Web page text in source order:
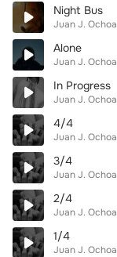
Night Bus
Juan J. Ochoa
Alone
Juan J. Ochoa
In Progress
Juan J. Ochoa
4/4
Juan J. Ochoa
3/4
Juan J. Ochoa
2/4
Juan J. Ochoa
1/4
Juan J. Ochoa